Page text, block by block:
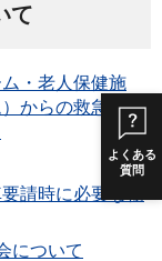
よくある
質問
て
・老人保健施
からの救急車要
請時に必要な傷
について